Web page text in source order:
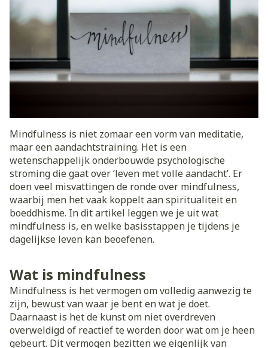
Mindfulness is niet zomaar een vorm van meditatie,
maar een aandachtstraining. Het is een
wetenschappelijk onderbouwde psychologische
stroming die gaat over ‘leven met volle aandacht’. Er
doen veel misvattingen de ronde over mindfulness,
waarbij men het vaak koppelt aan spiritualiteit en
boeddhisme. In dit artikel leggen we je uit wat
mindfulness is, en welke basisstappen je tijdens je
dagelijkse leven kan beoefenen.
Wat is mindfulness
Mindfulness is het vermogen om volledig aanwezig te
zijn, bewust van waar je bent en wat je doet.
Daarnaast is het de kunst om niet overdreven
overweldigd of reactief te worden door wat om je heen
gebeurt. Dit vermogen bezitten we eigenlijk van